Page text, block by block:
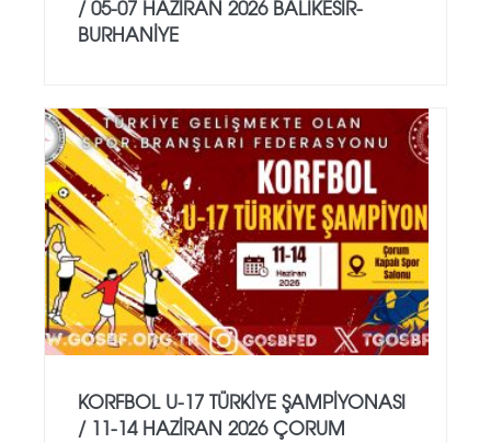
/ 05-07 HAZİRAN 2026 BALIKESİR-
BURHANİYE
KORFBOL U-17 TÜRKİYE ŞAMPİYONASI
/ 11-14 HAZİRAN 2026 ÇORUM